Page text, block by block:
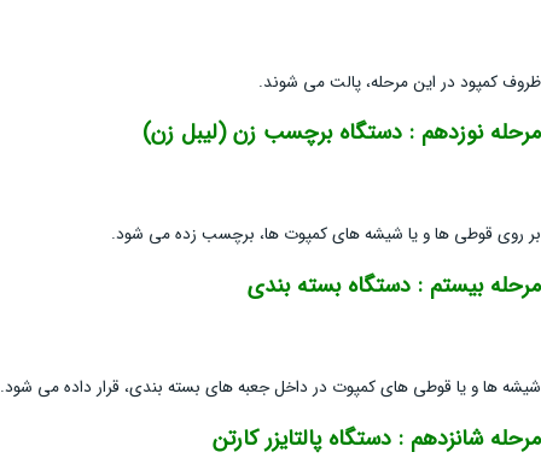
ظروف کمپود در این مرحله، پالت می شوند.
مرحله نوزدهم : دستگاهبرچسب زن (لیبل زن)
بر روی قوطی ها و یا شیشه های کمپوت ها، برچسب زده می شود.
مرحله بیستم : دستگاهبسته بندی
شیشه ها و یا قوطی های کمپوت در داخل جعبه های بسته بندی، قرار داده می شود.
مرحله شانزدهم : دستگاهپالتایزر کارتن